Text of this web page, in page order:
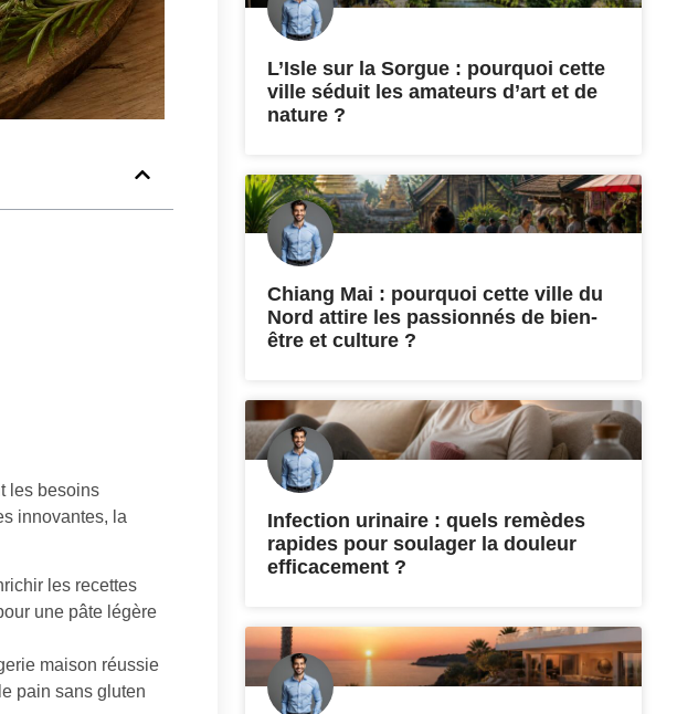
les besoins
innovantes, la
les recettes
une pâte légère
maison réussie
pain sans gluten
L’Isle sur la Sorgue : pourquoi cette
ville séduit les amateurs d’art et de
nature ?
Chiang Mai : pourquoi cette ville du
Nord attire les passionnés de bien-
être et culture ?
Infection urinaire : quels remèdes
rapides pour soulager la douleur
efficacement ?